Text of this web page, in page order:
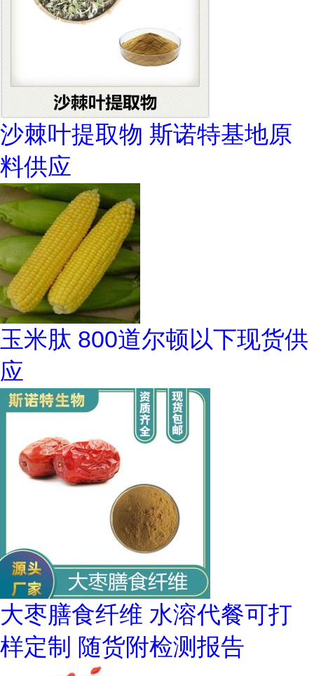
沙棘叶提取物 斯诺特基地原
料供应
玉米肽 800道尔顿以下现货供
应
大枣膳食纤维 水溶代餐可打
样定制 随货附检测报告